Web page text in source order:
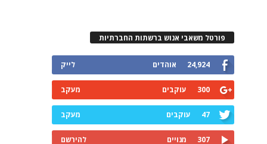
פורטל משאבי אנוש ברשתות החברתיות
24,924 אוהדים לייק
300 עוקבים מעקב
47 עוקבים מעקב
307 מנויים להירשם